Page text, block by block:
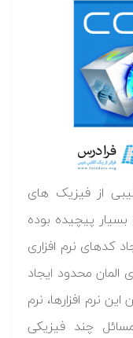
از فیزیک های
پیچیده بوده
کدهای نرم افزاری
المان محدود ایجاد
نرم افزارها، نرم
چند فیزیکی